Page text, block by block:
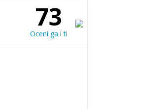
73
Oceni ga i ti